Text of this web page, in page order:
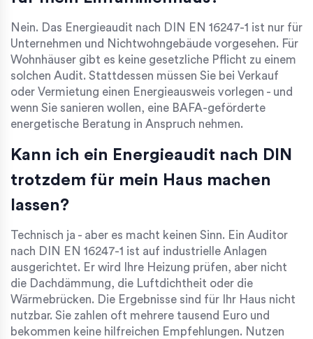
Nein. Das Energieaudit nach DIN EN 16247-1 ist nur für
Unternehmen und Nichtwohngebäude vorgesehen. Für
Wohnhäuser gibt es keine gesetzliche Pflicht zu einem
solchen Audit. Stattdessen müssen Sie bei Verkauf
oder Vermietung einen Energieausweis vorlegen - und
wenn Sie sanieren wollen, eine BAFA-geförderte
energetische Beratung in Anspruch nehmen.
Kann ich ein Energieaudit nach DIN
trotzdem für mein Haus machen
lassen?
Technisch ja - aber es macht keinen Sinn. Ein Auditor
nach DIN EN 16247-1 ist auf industrielle Anlagen
ausgerichtet. Er wird Ihre Heizung prüfen, aber nicht
die Dachdämmung, die Luftdichtheit oder die
Wärmebrücken. Die Ergebnisse sind für Ihr Haus nicht
nutzbar. Sie zahlen oft mehrere tausend Euro und
bekommen keine hilfreichen Empfehlungen. Nutzen